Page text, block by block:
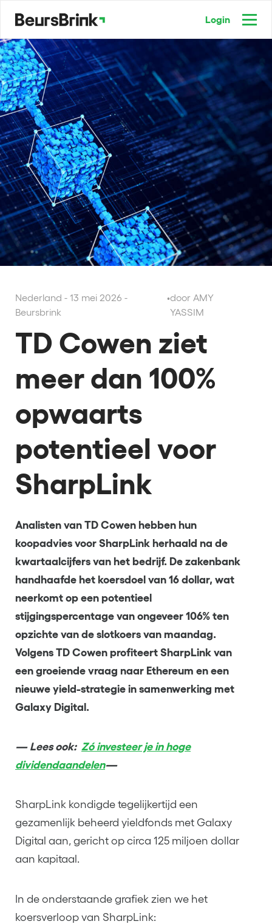
Login
Nederland - 13 mei 2026 -
Beursbrink
•door AMY
YASSIM
TD Cowen ziet
meer dan 100%
opwaarts
potentieel voor
SharpLink
Analisten van TD Cowen hebben hun
koopadvies voor SharpLink herhaald na de
kwartaalcijfers van het bedrijf. De zakenbank
handhaafde het koersdoel van 16 dollar, wat
neerkomt op een potentieel
stijgingspercentage van ongeveer 106% ten
opzichte van de slotkoers van maandag.
Volgens TD Cowen profiteert SharpLink van
een groeiende vraag naar Ethereum en een
nieuwe yield-strategie in samenwerking met
Galaxy Digital.
— Lees ook: Zó investeer je in hoge
dividendaandelen—
SharpLink kondigde tegelijkertijd een
gezamenlijk beheerd yieldfonds met Galaxy
Digital aan, gericht op circa 125 miljoen dollar
aan kapitaal.
In de onderstaande grafiek zien we het
koersverloop van SharpLink: